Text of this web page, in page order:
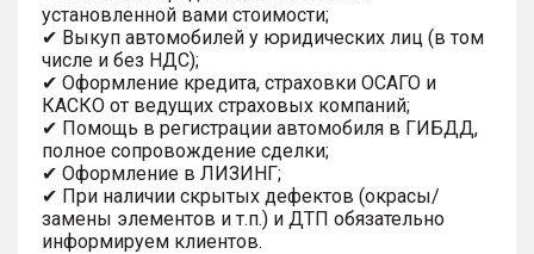
установленной вами стоимости;
✔ Выкуп автомобилей у юридических лиц (в том
числе и без НДС);
✔ Оформление кредита, страховки ОСАГО и
КАСКО от ведущих страховых компаний;
✔ Помощь в регистрации автомобиля в ГИБДД,
полное сопровождение сделки;
✔ Оформление в ЛИЗИНГ;
✔ При наличии скрытых дефектов (окрасы/
замены элементов и т.п.) и ДТП обязательно
информируем клиентов.